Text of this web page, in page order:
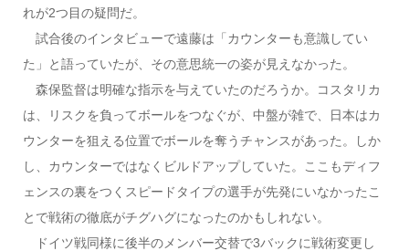
れが2つ目の疑問だ。
試合後のインタビューで遠藤は「カウンターも意識してい
た」と語っていたが、その意思統一の姿が見えなかった。
森保監督は明確な指示を与えていたのだろうか。コスタリカ
は、リスクを負ってボールをつなぐが、中盤が雑で、日本はカ
ウンターを狙える位置でボールを奪うチャンスがあった。しか
し、カウンターではなくビルドアップしていた。ここもディフ
ェンスの裏をつくスピードタイプの選手が先発にいなかったこ
とで戦術の徹底がチグハグになったのかもしれない。
ドイツ戦同様に後半のメンバー交替で3バックに戦術変更し